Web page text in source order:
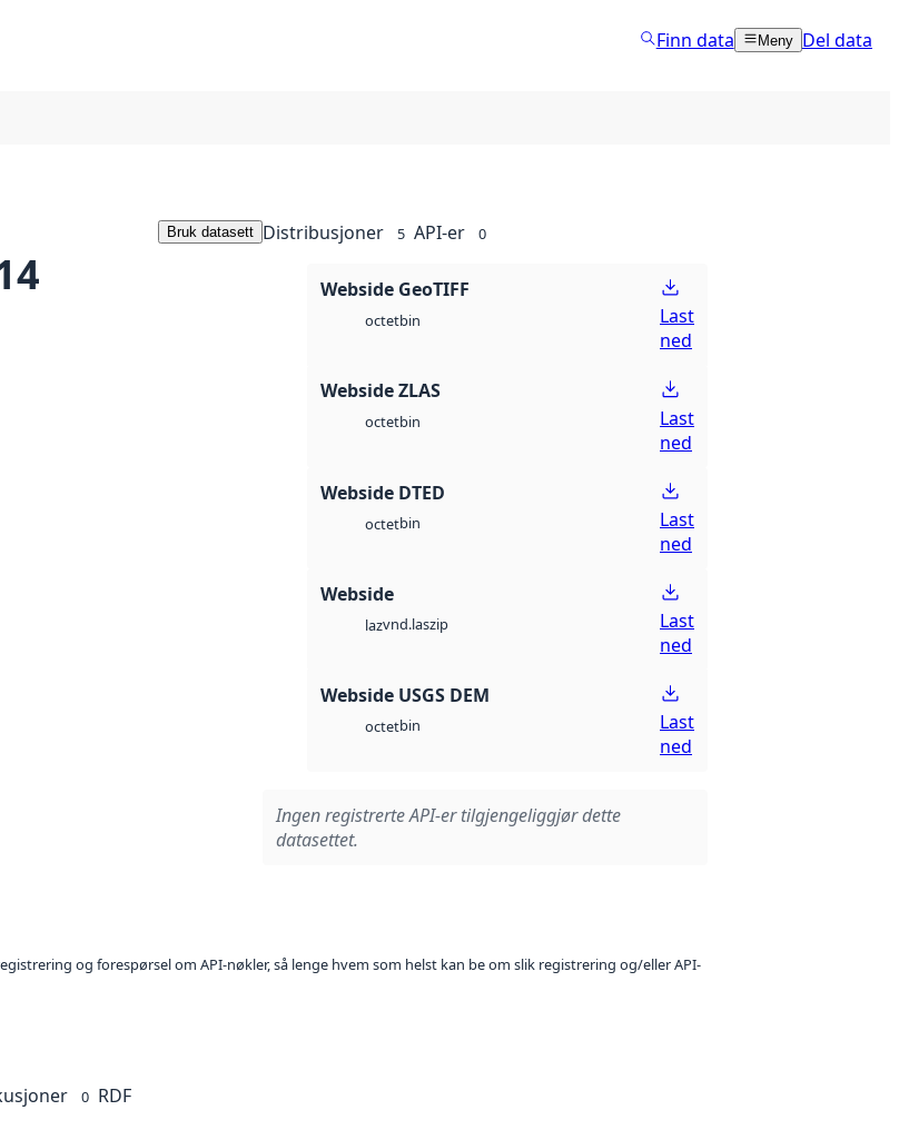
Finn data Meny Del data
Bruk datasett Distribusjoner 5 API-er 0
Webside GeoTIFF
octetbin
Last
ned
Webside ZLAS
octetbin
Last
ned
Webside DTED
octetbin
Last
ned
Webside
lazvnd.laszip
Last
ned
Webside USGS DEM
octetbin
Last
ned
Ingen registrerte API-er tilgjengeliggjør dette
datasettet.
og forespørsel om API-nøkler, så lenge hvem som helst kan be om slik registrering og/eller API-
0 RDF